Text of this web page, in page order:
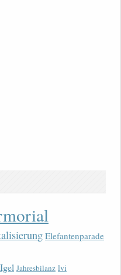
Elefantenparade
Igel Jahresbilanz lvi